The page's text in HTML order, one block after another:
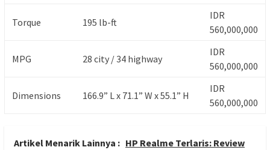
Torque 195 lb-ft
IDR
560,000,000
MPG 28 city / 34 highway
IDR
560,000,000
Dimensions 166.9” L x 71.1” W x 55.1” H
IDR
560,000,000
Artikel Menarik Lainnya : HP Realme Terlaris: Review